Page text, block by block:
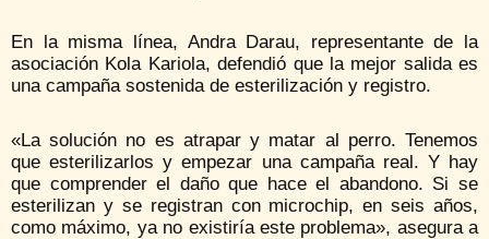
En la misma línea, Andra Darau, representante de la
asociación Kola Kariola, defendió que la mejor salida es
una campaña sostenida de esterilización y registro.
«La solución no es atrapar y matar al perro. Tenemos
que esterilizarlos y empezar una campaña real. Y hay
que comprender el daño que hace el abandono. Si se
esterilizan y se registran con microchip, en seis años,
como máximo, ya no existiría este problema», asegura a